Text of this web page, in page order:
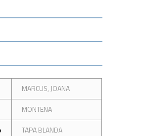
MARCUS, JOANA
MONTENA
TAPA BLANDA